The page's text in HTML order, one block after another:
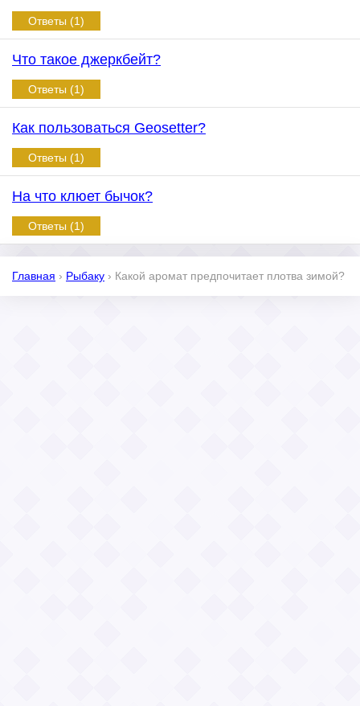
Ответы (1)
Что такое джеркбейт?
Ответы (1)
Как пользоваться Geosetter?
Ответы (1)
На что клюет бычок?
Ответы (1)
Главная › Рыбаку › Какой аромат предпочитает плотва зимой?